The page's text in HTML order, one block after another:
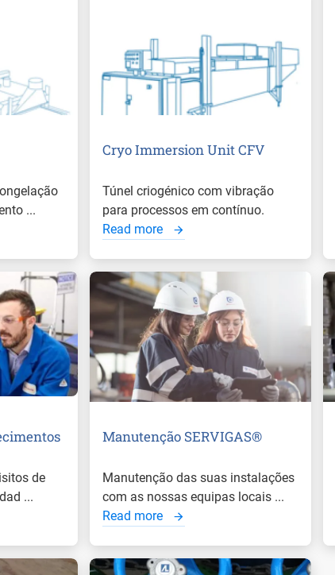
...
Cryo Immersion Unit CFV
Túnel criogénico com vibração
para processos em contínuo.
Read more
de
...
Manutenção SERVIGAS®
Manutenção das suas instalações
com as nossas equipas locais ...
Read more